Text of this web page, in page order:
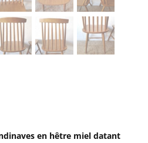
en hêtre miel datant